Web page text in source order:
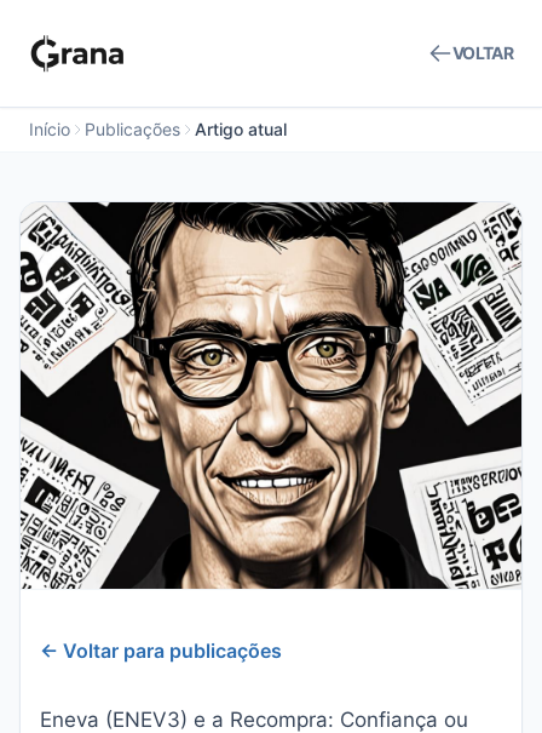
VOLTAR
Início Publicações Artigo atual
← Voltar para publicações
Eneva (ENEV3) e a Recompra: Confiança ou